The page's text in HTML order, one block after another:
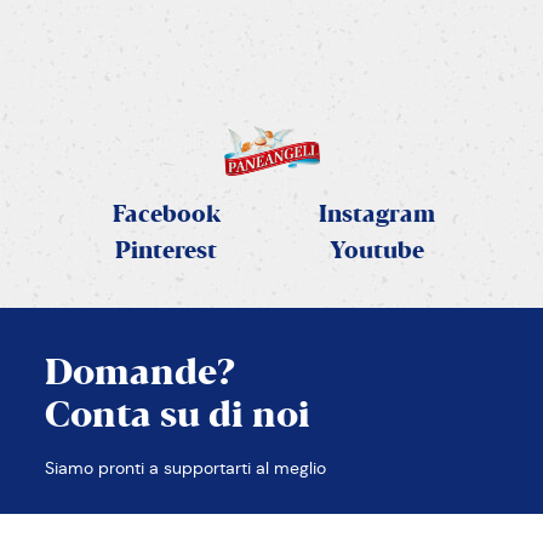
Facebook
Instagram
Pinterest
Youtube
Domande?
Conta su di noi
Siamo pronti a supportarti al meglio